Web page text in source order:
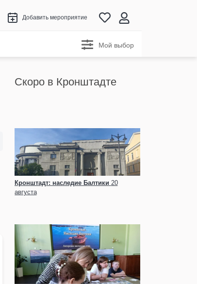
Добавить мероприятие
Мой выбор
Скоро в Кронштадте
Кронштадт: наследие Балтики 20
августа